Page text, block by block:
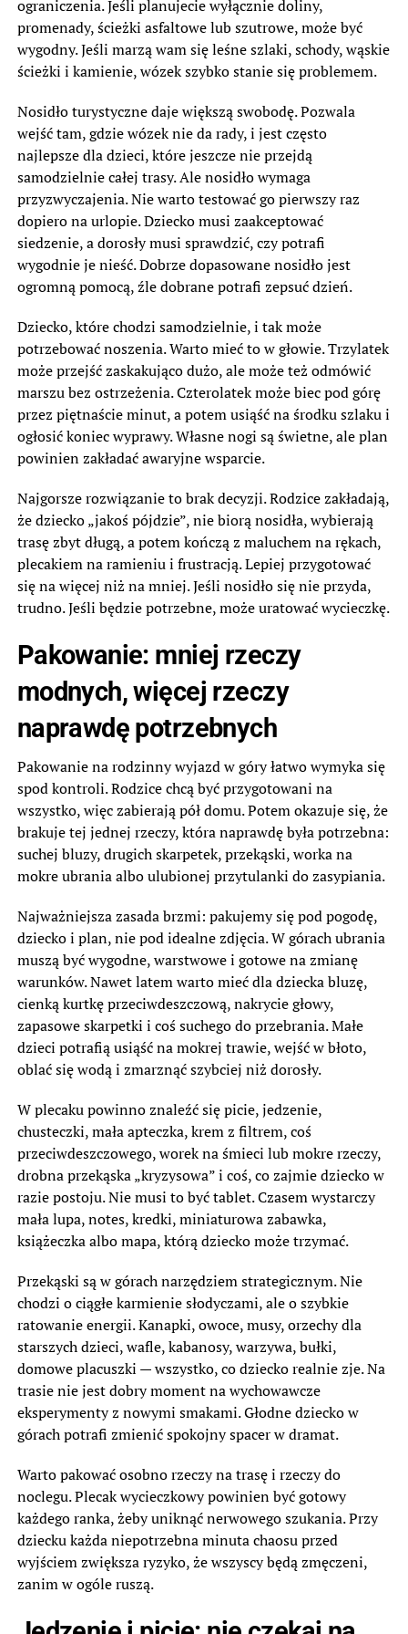
ograniczenia. Jeśli planujecie wyłącznie doliny,
promenady, ścieżki asfaltowe lub szutrowe, może być
wygodny. Jeśli marzą wam się leśne szlaki, schody, wąskie
ścieżki i kamienie, wózek szybko stanie się problemem.
Nosidło turystyczne daje większą swobodę. Pozwala
wejść tam, gdzie wózek nie da rady, i jest często
najlepsze dla dzieci, które jeszcze nie przejdą
samodzielnie całej trasy. Ale nosidło wymaga
przyzwyczajenia. Nie warto testować go pierwszy raz
dopiero na urlopie. Dziecko musi zaakceptować
siedzenie, a dorosły musi sprawdzić, czy potrafi
wygodnie je nieść. Dobrze dopasowane nosidło jest
ogromną pomocą, źle dobrane potrafi zepsuć dzień.
Dziecko, które chodzi samodzielnie, i tak może
potrzebować noszenia. Warto mieć to w głowie. Trzylatek
może przejść zaskakująco dużo, ale może też odmówić
marszu bez ostrzeżenia. Czterolatek może biec pod górę
przez piętnaście minut, a potem usiąść na środku szlaku i
ogłosić koniec wyprawy. Własne nogi są świetne, ale plan
powinien zakładać awaryjne wsparcie.
Najgorsze rozwiązanie to brak decyzji. Rodzice zakładają,
że dziecko „jakoś pójdzie”, nie biorą nosidła, wybierają
trasę zbyt długą, a potem kończą z maluchem na rękach,
plecakiem na ramieniu i frustracją. Lepiej przygotować
się na więcej niż na mniej. Jeśli nosidło się nie przyda,
trudno. Jeśli będzie potrzebne, może uratować wycieczkę.
Pakowanie: mniej rzeczy
modnych, więcej rzeczy
naprawdę potrzebnych
Pakowanie na rodzinny wyjazd w góry łatwo wymyka się
spod kontroli. Rodzice chcą być przygotowani na
wszystko, więc zabierają pół domu. Potem okazuje się, że
brakuje tej jednej rzeczy, która naprawdę była potrzebna:
suchej bluzy, drugich skarpetek, przekąski, worka na
mokre ubrania albo ulubionej przytulanki do zasypiania.
Najważniejsza zasada brzmi: pakujemy się pod pogodę,
dziecko i plan, nie pod idealne zdjęcia. W górach ubrania
muszą być wygodne, warstwowe i gotowe na zmianę
warunków. Nawet latem warto mieć dla dziecka bluzę,
cienką kurtkę przeciwdeszczową, nakrycie głowy,
zapasowe skarpetki i coś suchego do przebrania. Małe
dzieci potrafią usiąść na mokrej trawie, wejść w błoto,
oblać się wodą i zmarznąć szybciej niż dorosły.
W plecaku powinno znaleźć się picie, jedzenie,
chusteczki, mała apteczka, krem z filtrem, coś
przeciwdeszczowego, worek na śmieci lub mokre rzeczy,
drobna przekąska „kryzysowa” i coś, co zajmie dziecko w
razie postoju. Nie musi to być tablet. Czasem wystarczy
mała lupa, notes, kredki, miniaturowa zabawka,
książeczka albo mapa, którą dziecko może trzymać.
Przekąski są w górach narzędziem strategicznym. Nie
chodzi o ciągłe karmienie słodyczami, ale o szybkie
ratowanie energii. Kanapki, owoce, musy, orzechy dla
starszych dzieci, wafle, kabanosy, warzywa, bułki,
domowe placuszki — wszystko, co dziecko realnie zje. Na
trasie nie jest dobry moment na wychowawcze
eksperymenty z nowymi smakami. Głodne dziecko w
górach potrafi zmienić spokojny spacer w dramat.
Warto pakować osobno rzeczy na trasę i rzeczy do
noclegu. Plecak wycieczkowy powinien być gotowy
każdego ranka, żeby uniknąć nerwowego szukania. Przy
dziecku każda niepotrzebna minuta chaosu przed
wyjściem zwiększa ryzyko, że wszyscy będą zmęczeni,
zanim w ogóle ruszą.